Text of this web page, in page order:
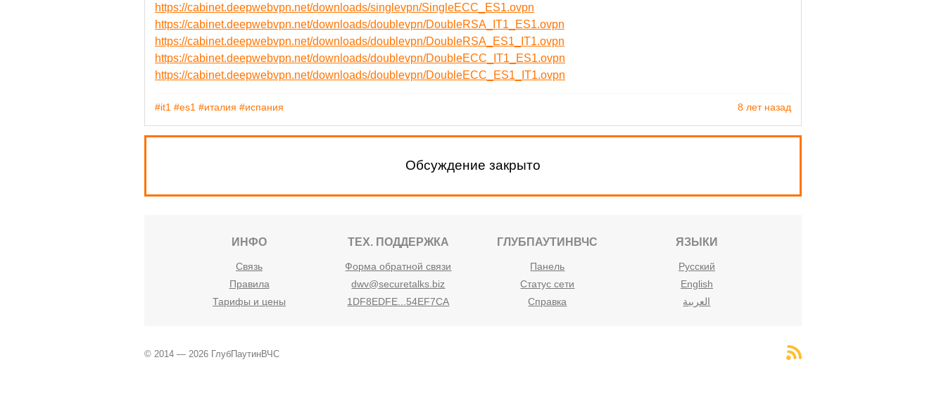
https://cabinet.deepwebvpn.net/downloads/singlevpn/SingleECC_ES1.ovpn
https://cabinet.deepwebvpn.net/downloads/doublevpn/DoubleRSA_IT1_ES1.ovpn
https://cabinet.deepwebvpn.net/downloads/doublevpn/DoubleRSA_ES1_IT1.ovpn
https://cabinet.deepwebvpn.net/downloads/doublevpn/DoubleECC_IT1_ES1.ovpn
https://cabinet.deepwebvpn.net/downloads/doublevpn/DoubleECC_ES1_IT1.ovpn
8 лет назад
#it1 #es1 #италия #испания
Обсуждение закрыто
ИНФО
Связь
Правила
Тарифы и цены
ТЕХ. ПОДДЕРЖКА
Форма обратной связи
dwv@securetalks.biz
1DF8EDFE...54EF7CA
ГЛУБПАУТИНВЧС
Панель
Статус сети
Справка
ЯЗЫКИ
Русский
English
العربية
© 2014 — 2026 ГлубПаутинВЧС